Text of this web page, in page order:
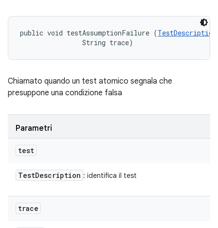
public void testAssumptionFailure (TestDescription
                String trace)
Chiamato quando un test atomico segnala che
presuppone una condizione falsa
Parametri
test
TestDescription : identifica il test
trace